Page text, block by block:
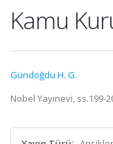
Kamu
Gündoğdu H. G.
Nobel Yayınevi, ss.199-